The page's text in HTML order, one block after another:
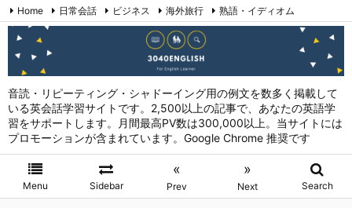
音読・リピーティング・シャドーイング用の例文を数多く掲載して
いる英会話学習サイトです。2,500以上の記事で、あなたの英語学
習をサポートします。月間最高PV数は300,000以上。当サイトには
プロモーションが含まれています。Google Chrome 推奨です
Menu Sidebar
«
Prev
»
Next Search
Home 日常会話 ビジネス 海外旅行
熟語・イディオム
英会話表現 (日本語→英語)
お問い合わせ